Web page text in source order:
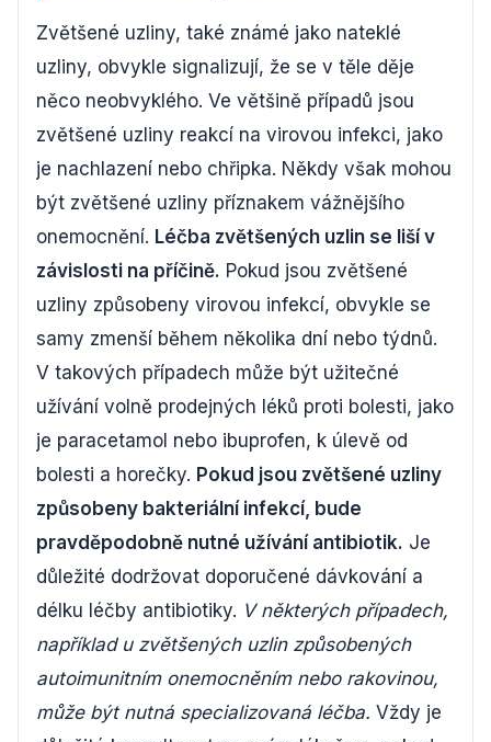
Zvětšené uzliny, také známé jako nateklé
uzliny, obvykle signalizují, že se v těle děje
něco neobvyklého. Ve většině případů jsou
zvětšené uzliny reakcí na virovou infekci, jako
je nachlazení nebo chřipka. Někdy však mohou
být zvětšené uzliny příznakem vážnějšího
onemocnění. Léčba zvětšených uzlin se liší v
závislosti na příčině. Pokud jsou zvětšené
uzliny způsobeny virovou infekcí, obvykle se
samy zmenší během několika dní nebo týdnů.
V takových případech může být užitečné
užívání volně prodejných léků proti bolesti, jako
je paracetamol nebo ibuprofen, k úlevě od
bolesti a horečky. Pokud jsou zvětšené uzliny
způsobeny bakteriální infekcí, bude
pravděpodobně nutné užívání antibiotik. Je
důležité dodržovat doporučené dávkování a
délku léčby antibiotiky. V některých případech,
například u zvětšených uzlin způsobených
autoimunitním onemocněním nebo rakovinou,
může být nutná specializovaná léčba. Vždy je